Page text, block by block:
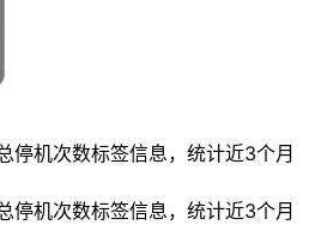
停机次数标签信息，统计近3个月
停机次数标签信息，统计近3个月